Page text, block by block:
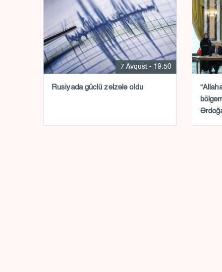
7 Avqust - 19:50
Rusiyada güclü zəlzələ oldu